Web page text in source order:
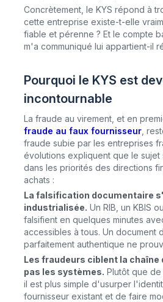
Concrètement, le KYS répond à
cette entreprise existe-t-elle
fiable et pérenne ? Et le compte
m'a communiqué lui appartient-il
Pourquoi le KYS est
incontournable
La fraude au virement, et en
fraude au faux fournisseur ,
fraude subie par les entreprises
évolutions expliquent que le sujet
dans les priorités des directions
achats :
La falsification documentaire
industrialisée. Un RIB, un KBIS
falsifient en quelques minutes
accessibles à tous. Un document
parfaitement authentique ne
Les fraudeurs ciblent la chaîne
pas les systèmes. Plutôt que de
il est plus simple d'usurper
fournisseur existant et de faire